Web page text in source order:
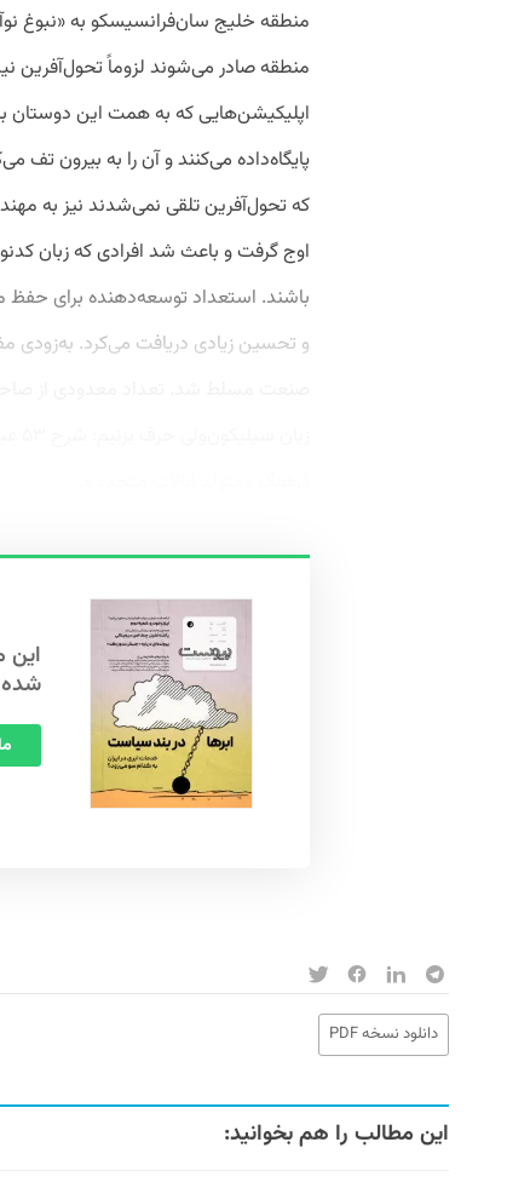
منطقه خلیج سان‌فرانسیسکو به «نبوغ
منطقه صادر می‌شوند لزوماً تحول‌آفرین
اپلیکیشن‌هایی که به همت این دوستان
پایگاه‌داده می‌کنند و آن را به بیرون
که تحول‌آفرین تلقی نمی‌شدند نیز به
اوج گرفت و باعث شد افرادی که زبان
باشند. استعداد توسعه‌دهنده برای حفظ
و تحسین زیادی دریافت می‌کرد. به‌زودی
دانلود نسخه PDF
این مطالب را هم بخوانید: